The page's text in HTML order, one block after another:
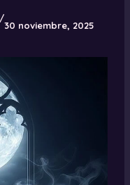
/
30 noviembre, 2025